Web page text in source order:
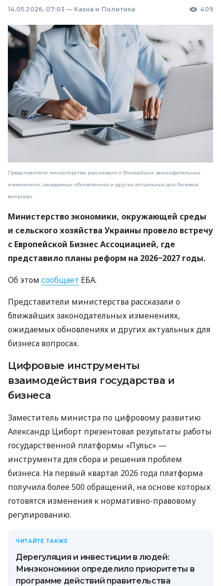
14.05.2026, 07:03 — Казна и Политика 409
Представители министерства рассказали о ближайших законодательных
изменениях, ожидаемых обновлениях и других актуальных для бизнеса
вопросах.
Министерство экономики, окружающей среды
и сельского хозяйства Украины провело встречу
с Европейской Бизнес Ассоциацией, где
представило планы реформ на 2026−2027 годы.
Об этом сообщает ЕБА.
Представители министерства рассказали о
ближайших законодательных изменениях,
ожидаемых обновлениях и других актуальных для
бизнеса вопросах.
Цифровые инструменты
взаимодействия государства и
бизнеса
Заместитель министра по цифровому развитию
Александр Циборт презентовал результаты работы
государственной платформы «Пульс» —
инструмента для сбора и решения проблем
бизнеса. На первый квартал 2026 года платформа
получила более 500 обращений, на основе которых
готовятся изменения к нормативно-правовому
регулированию.
ЧИТАЙТЕ ТАКЖЕ
Дерегуляция и инвестиции в людей:
Минэкономики определило приоритеты в
программе действий правительства